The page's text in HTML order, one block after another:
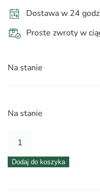
Dostawa w 24
Proste zwroty w
Na stanie
Na stanie
ilość
– Dodaj do koszyka